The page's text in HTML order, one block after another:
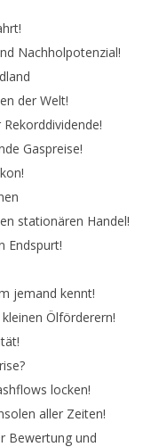
Nachholpotenzial!
der Welt!
Gaspreise!
stationären Handel!
Endspurt!
jemand kennt!
Ölförderern!
locken!
aller Zeiten!
Bewertung und